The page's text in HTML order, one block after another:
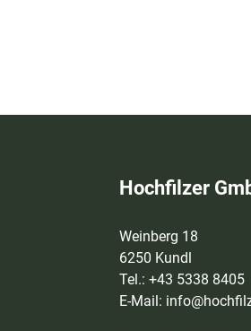
Hochfilzer
Weinberg 18
6250 Kundl
Tel.: +43 5338 8405
E-Mail: